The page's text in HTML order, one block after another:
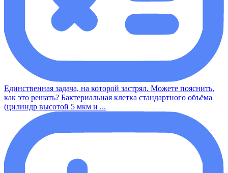
Единственная задача, на которой застрял. Можете пояснить,
как это решать? Бактериальная клетка стандартного объёма
(цилиндр высотой 5 мкм и ...